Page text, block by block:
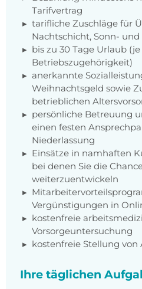
Tarifvertrag
tarifliche Zuschläge für
Nachtschicht, Sonn-
bis zu 30 Tage Urlaub
Betriebszugehörigkeit)
anerkannte
Weihnachtsgeld sowie
betrieblichen
persönliche Betreuung
einen festen
Niederlassung
Einsätze in namhaften
bei denen Sie die
weiterzuentwickeln
Vergünstigungen in
kostenfreie
Vorsorgeuntersuchung
kostenfreie Stellung
Ihre täglichen